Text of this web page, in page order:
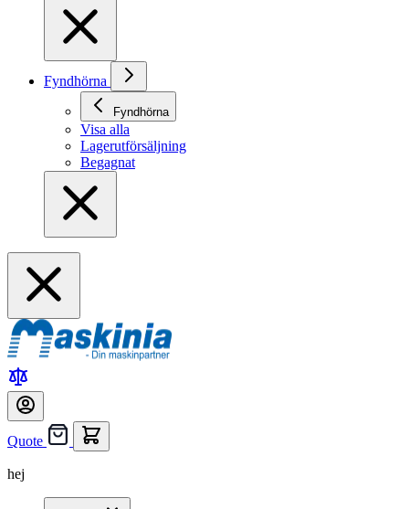
Fyndhörna
Fyndhörna
Visa alla
Lagerutförsäljning
Begagnat
Quote
hej